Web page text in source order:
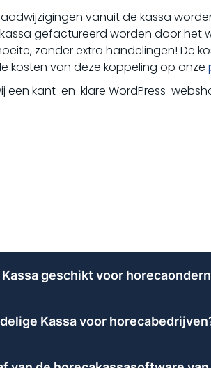
vanuit de kassa
gefactureerd worden door het
zonder extra handelingen! De
kosten van deze koppeling op onze
kant-en-klare WordPress-
geschikt voor
gezet en kortingen zijn
Kassa voor